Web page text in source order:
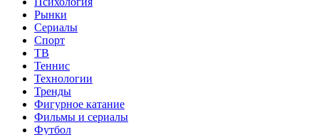
Рынки
Сериалы
Спорт
ТВ
Теннис
Технологии
Тренды
Фигурное катание
Фильмы и сериалы
Футбол